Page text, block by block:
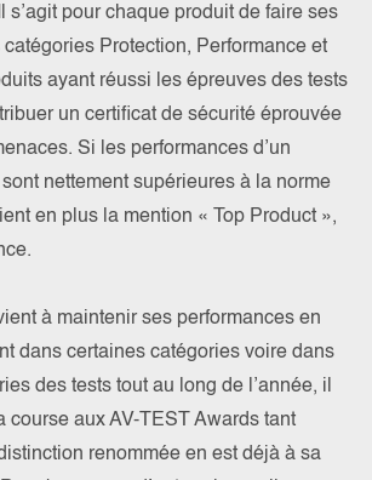
s’agit pour chaque produit de faire ses
Protection, Performance et
ayant réussi les épreuves des tests
un certificat de sécurité éprouvée
Si les performances d’un
nettement supérieures à la norme
en plus la mention « Top Product »,
à maintenir ses performances en
dans certaines catégories voire dans
des tests tout au long de l’année, il
course aux AV-TEST Awards tant
renommée en est déjà à sa